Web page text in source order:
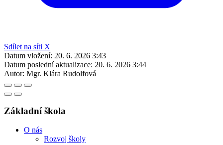
Sdílet na síti X
Datum vložení: 20. 6. 2026 3:43
Datum poslední aktualizace: 20. 6. 2026 3:44
Autor: Mgr. Klára Rudolfová
Základní škola
O nás
Rozvoj školy